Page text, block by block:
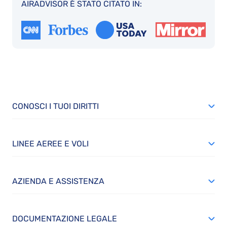
AIRADVISOR È STATO CITATO IN:
CONOSCI I TUOI DIRITTI
LINEE AEREE E VOLI
AZIENDA E ASSISTENZA
DOCUMENTAZIONE LEGALE